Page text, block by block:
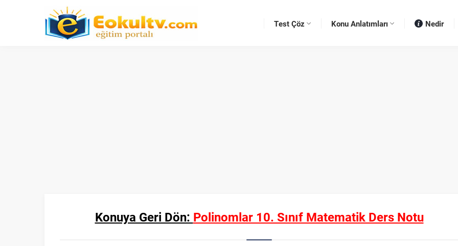
Test Çöz Konu Anlatımları Nedir
Konuya Geri Dön: Polinomlar 10. Sınıf Matematik Ders Notu